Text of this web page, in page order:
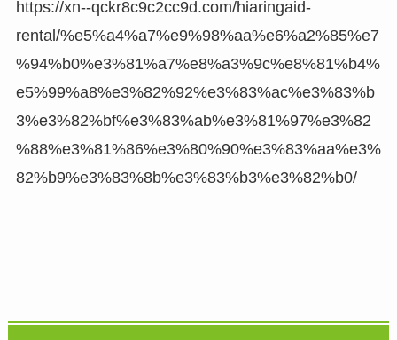
https://xn--qckr8c9c2cc9d.com/hiaringaid-
rental/%e5%a4%a7%e9%98%aa%e6%a2%85%e7
%94%b0%e3%81%a7%e8%a3%9c%e8%81%b4%
e5%99%a8%e3%82%92%e3%83%ac%e3%83%b
3%e3%82%bf%e3%83%ab%e3%81%97%e3%82
%88%e3%81%86%e3%80%90%e3%83%aa%e3%
82%b9%e3%83%8b%e3%83%b3%e3%82%b0/